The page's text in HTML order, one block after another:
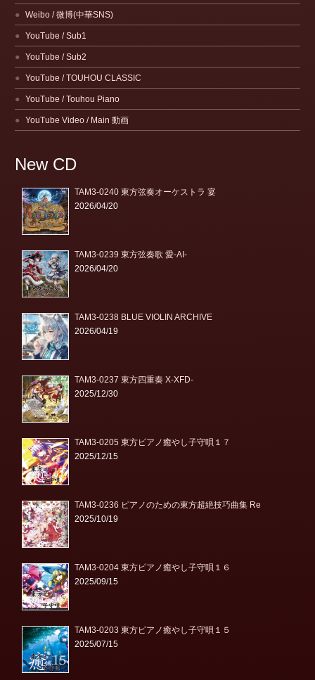
Weibo / 微博(中華SNS)
YouTube / Sub1
YouTube / Sub2
YouTube / TOUHOU CLASSIC
YouTube / Touhou Piano
YouTube Video / Main 動画
New CD
TAM3-0240 東方弦奏オーケストラ 宴
2026/04/20
TAM3-0239 東方弦奏歌 愛-AI-
2026/04/20
TAM3-0238 BLUE VIOLIN ARCHIVE
2026/04/19
TAM3-0237 東方四重奏 X-XFD-
2025/12/30
TAM3-0205 東方ピアノ癒やし子守唄１７
2025/12/15
TAM3-0236 ピアノのための東方超絶技巧曲集 Re
2025/10/19
TAM3-0204 東方ピアノ癒やし子守唄１６
2025/09/15
TAM3-0203 東方ピアノ癒やし子守唄１５
2025/07/15